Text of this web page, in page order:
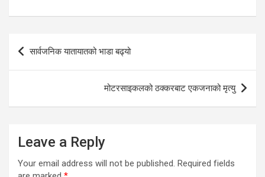
Post
navigation
सार्वजनिक यातायातको भाडा बढ्यो
मोटरसाइकलको ठक्करबाट एकजनाको मृत्यु
Leave a Reply
Your email address will not be published. Required fields